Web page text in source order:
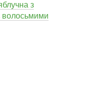
з
волосьмими